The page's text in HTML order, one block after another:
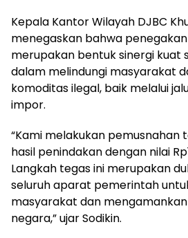
Kepala Kantor Wilayah DJBC
menegaskan bahwa
merupakan bentuk sinergi kuat
dalam melindungi masyarakat
komoditas ilegal, baik melalui
impor.
“Kami melakukan
hasil penindakan dengan nilai
Langkah tegas ini merupakan
seluruh aparat pemerintah
masyarakat dan
negara,” ujar Sodikin.